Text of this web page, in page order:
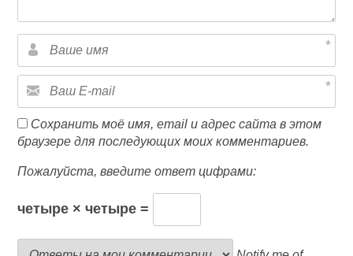
Сохранить моё имя, email и адрес сайта в этом
браузере для последующих моих комментариев.
Пожалуйста, введите ответ цифрами:
четыре × четыре =